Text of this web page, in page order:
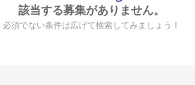
該当する募集がありません。
必須でない条件は広げて検索してみましょう！